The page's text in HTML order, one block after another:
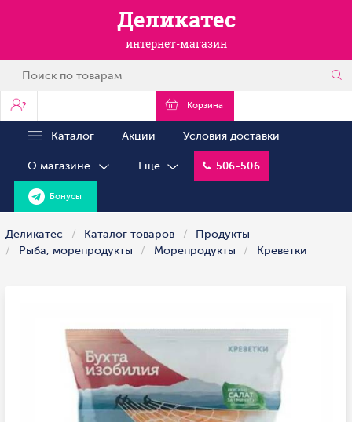
Деликатес
интернет-магазин
? Корзина
Каталог Акции Условия доставки
О магазине Ещё 506-506
Бонусы
Деликатес Каталог товаров
Продукты
Рыба, морепродукты
Морепродукты Креветки